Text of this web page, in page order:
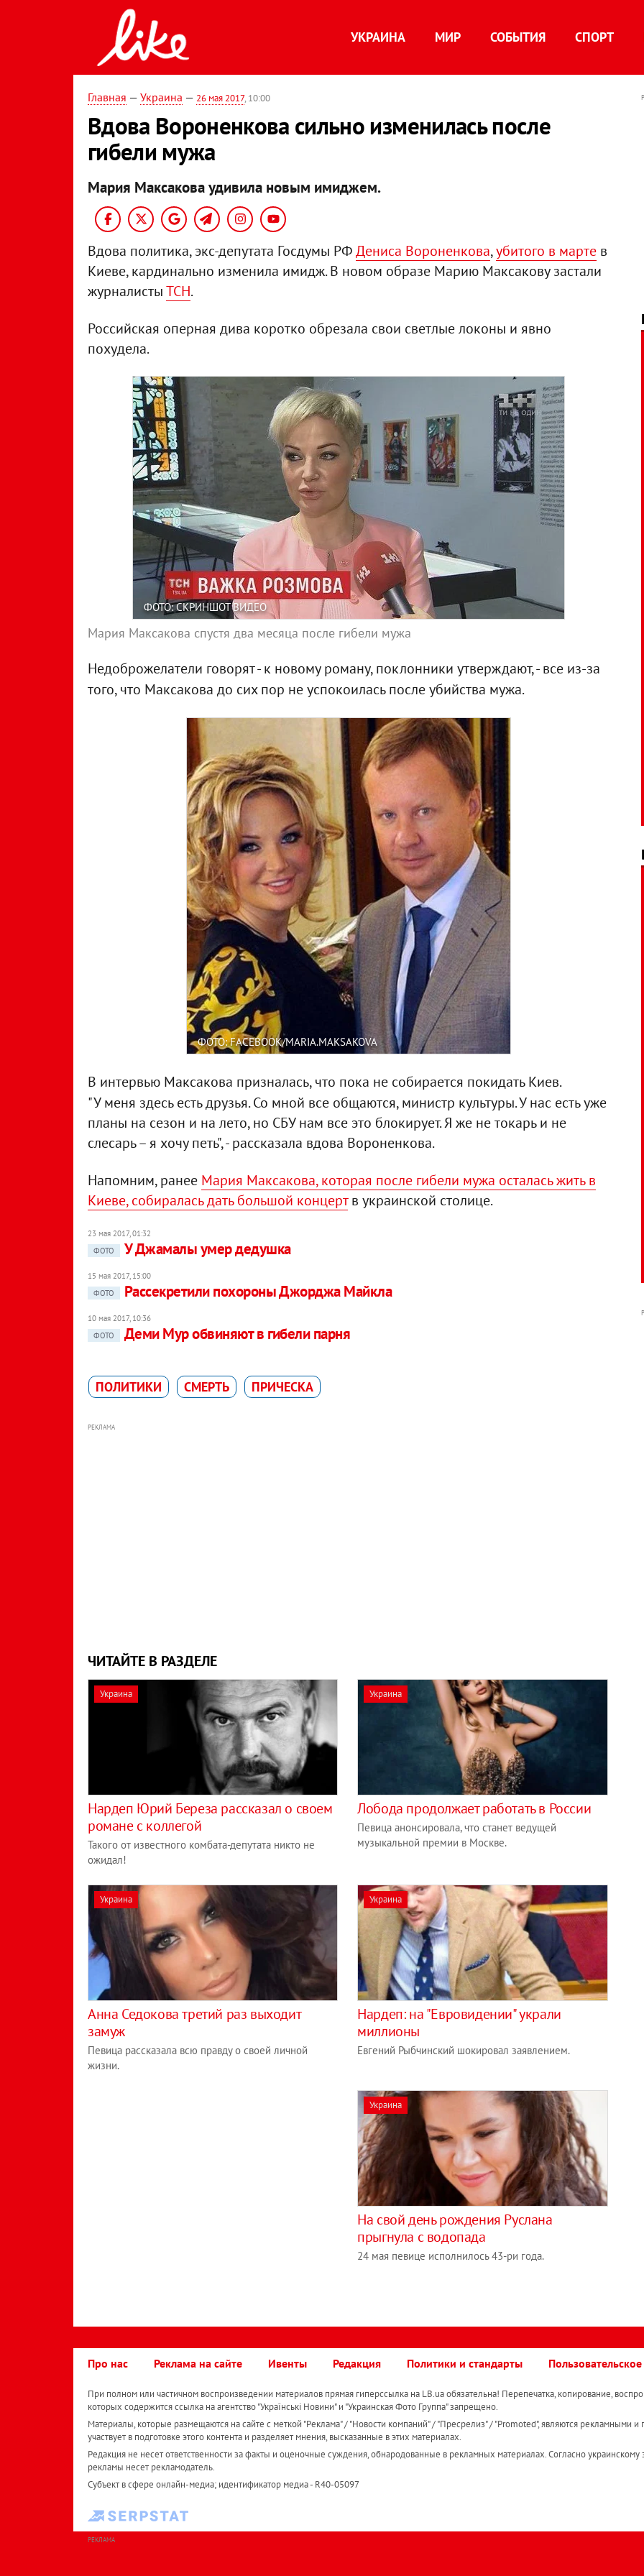
УКРАИНА МИР СОБЫТИЯ СПОРТ
Главная — Украина — 26 мая 2017, 10:00
Вдова Вороненкова сильно изменилась после
гибели мужа
Мария Максакова удивила новым имиджем.
Вдова политика, экс-депутата Госдумы РФДениса Вороненкова,убитого в марте в
Киеве, кардинально изменила имидж. В новом образе Марию Максакову застали
журналистыТСН.
Российская оперная дива коротко обрезала свои светлые локоны и явно
похудела.
ФОТО: СКРИНШОТ ВИДЕО
Мария Максакова спустя два месяца после гибели мужа
Недоброжелатели говорят - к новому роману, поклонники утверждают, - все из-за
того, что Максакова до сих пор не успокоилась после убийства мужа.
ФОТО: FACEBOOK/MARIA.MAKSAKOVA
В интервью Максакова призналась, что пока не собирается покидать Киев.
"У меня здесь есть друзья. Со мной все общаются, министр культуры. У нас есть уже
планы на сезон и на лето, но СБУ нам все это блокирует. Я же не токарь и не
слесарь – я хочу петь", - рассказала вдова Вороненкова.
Напомним, ранее Мария Максакова, которая после гибели мужа осталась жить в
Киеве, собиралась дать большой концертв украинской столице.
23 мая 2017, 01:32
ФОТО
У Джамалы умер дедушка
15 мая 2017, 15:00
ФОТО
Рассекретили похороны Джорджа Майкла
10 мая 2017, 10:36
ФОТО
Деми Мур обвиняют в гибели парня
ПОЛИТИКИ СМЕРТЬ ПРИЧЕСКА
РЕКЛАМА
ЧИТАЙТЕ В РАЗДЕЛЕ
Украина
Нардеп Юрий Береза рассказал о своем
романе с коллегой
Такого от известного комбата-депутата никто не
ожидал!
Украина
Лобода продолжает работать в России
Певица анонсировала, что станет ведущей
музыкальной премии в Москве.
Украина
Анна Седокова третий раз выходит
замуж
Певица рассказала всю правду о своей личной
жизни.
Украина
Нардеп: на "Евровидении" украли
миллионы
Евгений Рыбчинский шокировал заявлением.
Украина
На свой день рождения Руслана
прыгнула с водопада
24 мая певице исполнилось 43-ри года.
Про нас Реклама на сайте Ивенты Редакция Политики и стандарты
При полном или частичном воспроизведении материалов прямая гиперссылка на LB.ua обязательна! Перепечатка, копирование,
которых содержится ссылка на агентство "Українськi Новини" и "Украинская Фото Группа" запрещено.
Материалы, которые размещаются на сайте с меткой "Реклама" / "Новости компаний" / "Пресрелиз" / "Promoted", являются рекламными и
участвует в подготовке этого контента и разделяет мнения, высказанные в этих материалах.
Редакция не несет ответственности за факты и оценочные суждения, обнародованные в рекламных материалах. Согласно украинскому
рекламы несет рекламодатель.
Субъект в сфере онлайн-медиа; идентификатор медиа - R40-05097
РЕКЛАМА